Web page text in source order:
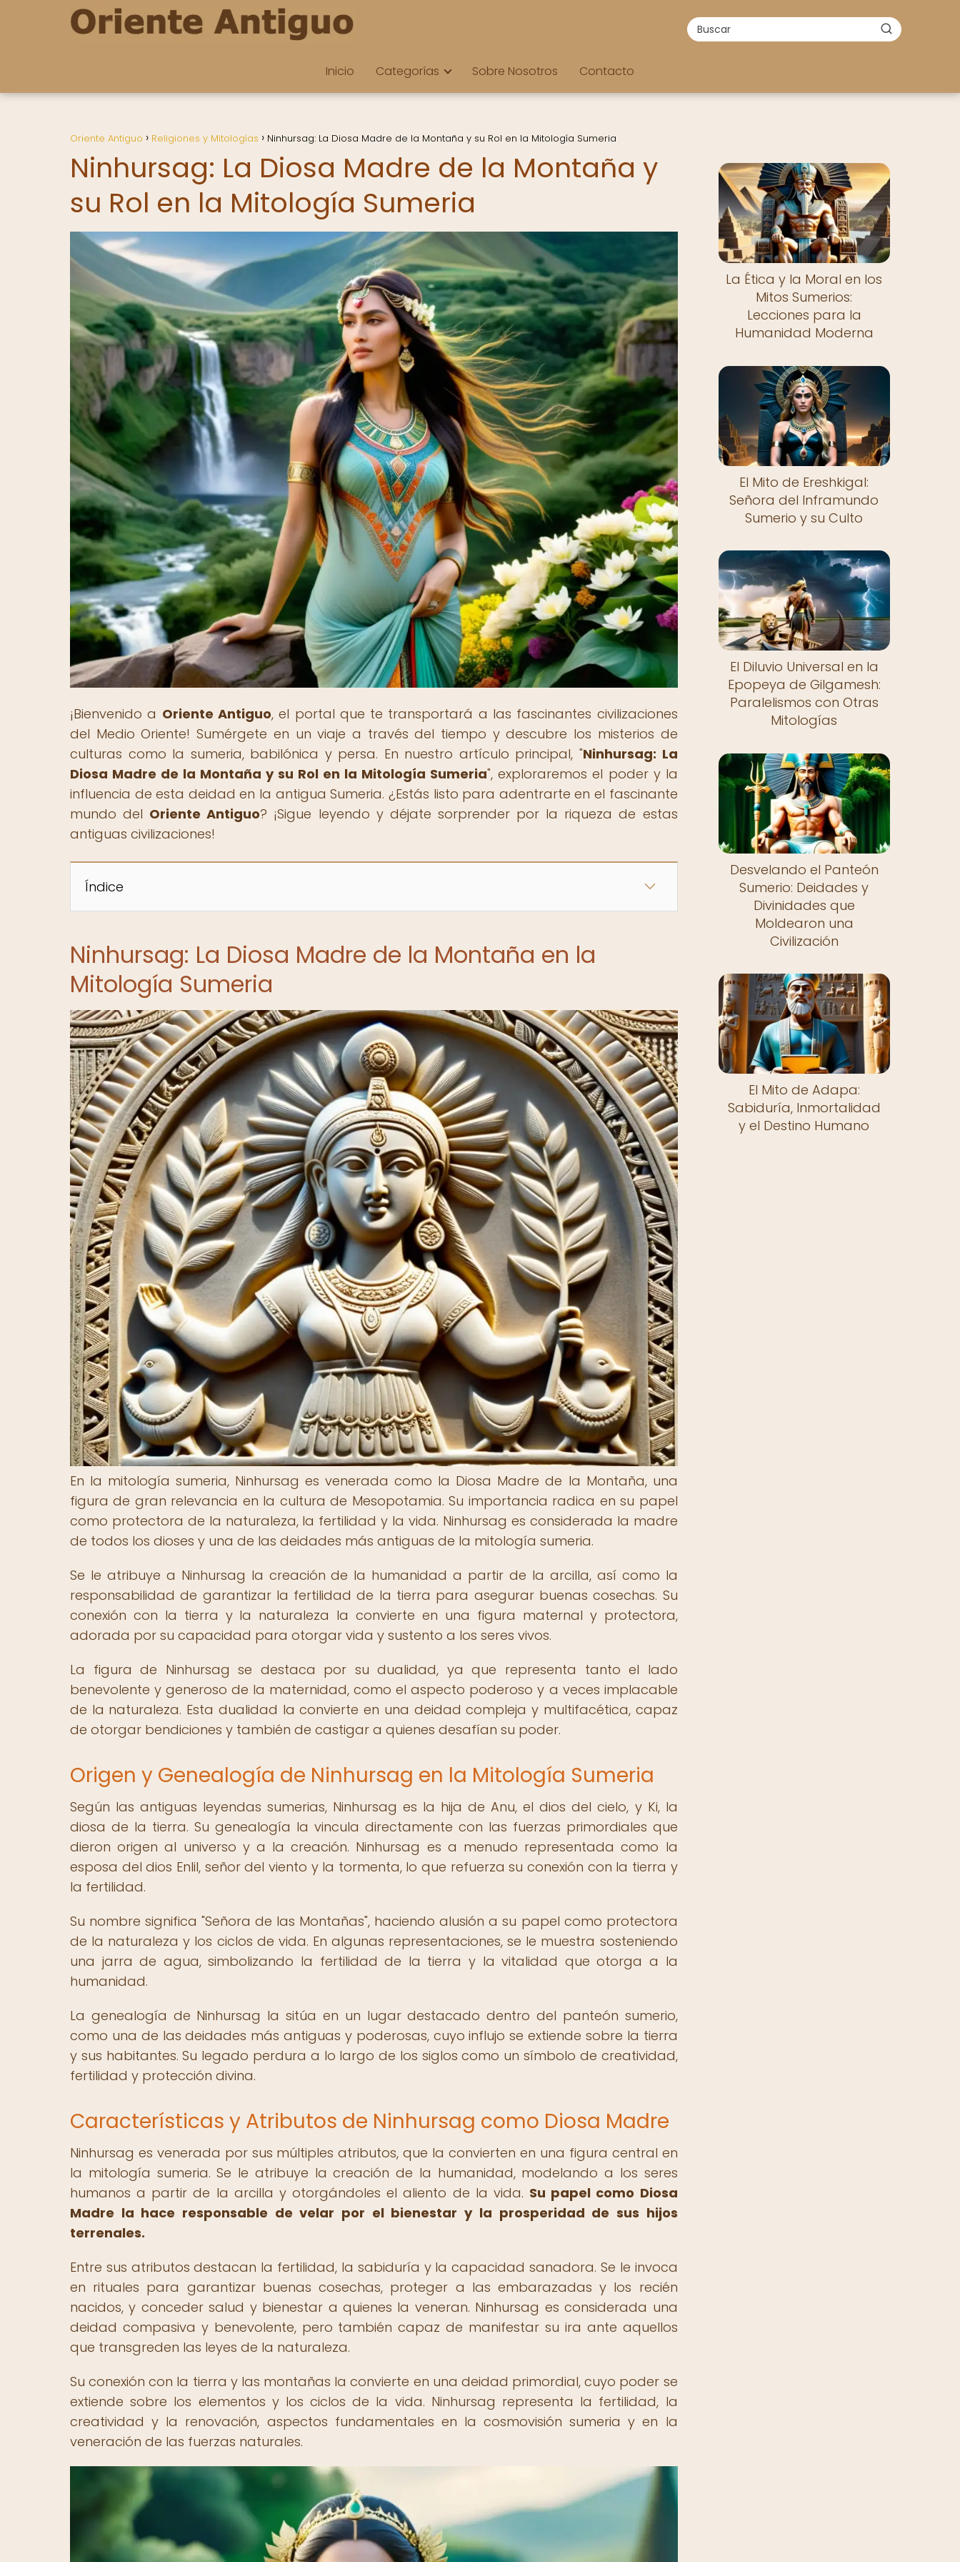
Inicio Categorías Sobre Nosotros Contacto
Oriente Antiguo Religiones y Mitologías Ninhursag: La Diosa Madre de la Montaña y su Rol en la Mitología Sumeria
Ninhursag: La Diosa Madre de la Montaña y
su Rol en la Mitología Sumeria
¡Bienvenido a Oriente Antiguo, el portal que te transportará a las fascinantes civilizaciones
del Medio Oriente! Sumérgete en un viaje a través del tiempo y descubre los misterios de
culturas como la sumeria, babilónica y persa. En nuestro artículo principal, "Ninhursag: La
Diosa Madre de la Montaña y su Rol en la Mitología Sumeria", exploraremos el poder y la
influencia de esta deidad en la antigua Sumeria. ¿Estás listo para adentrarte en el fascinante
mundo del Oriente Antiguo? ¡Sigue leyendo y déjate sorprender por la riqueza de estas
antiguas civilizaciones!
Índice
Ninhursag: La Diosa Madre de la Montaña en la
Mitología Sumeria
En la mitología sumeria, Ninhursag es venerada como la Diosa Madre de la Montaña, una
figura de gran relevancia en la cultura de Mesopotamia. Su importancia radica en su papel
como protectora de la naturaleza, la fertilidad y la vida. Ninhursag es considerada la madre
de todos los dioses y una de las deidades más antiguas de la mitología sumeria.
Se le atribuye a Ninhursag la creación de la humanidad a partir de la arcilla, así como la
responsabilidad de garantizar la fertilidad de la tierra para asegurar buenas cosechas. Su
conexión con la tierra y la naturaleza la convierte en una figura maternal y protectora,
adorada por su capacidad para otorgar vida y sustento a los seres vivos.
La figura de Ninhursag se destaca por su dualidad, ya que representa tanto el lado
benevolente y generoso de la maternidad, como el aspecto poderoso y a veces implacable
de la naturaleza. Esta dualidad la convierte en una deidad compleja y multifacética, capaz
de otorgar bendiciones y también de castigar a quienes desafían su poder.
Origen y Genealogía de Ninhursag en la Mitología Sumeria
Según las antiguas leyendas sumerias, Ninhursag es la hija de Anu, el dios del cielo, y Ki, la
diosa de la tierra. Su genealogía la vincula directamente con las fuerzas primordiales que
dieron origen al universo y a la creación. Ninhursag es a menudo representada como la
esposa del dios Enlil, señor del viento y la tormenta, lo que refuerza su conexión con la tierra y
la fertilidad.
Su nombre significa "Señora de las Montañas", haciendo alusión a su papel como protectora
de la naturaleza y los ciclos de vida. En algunas representaciones, se le muestra sosteniendo
una jarra de agua, simbolizando la fertilidad de la tierra y la vitalidad que otorga a la
humanidad.
La genealogía de Ninhursag la sitúa en un lugar destacado dentro del panteón sumerio,
como una de las deidades más antiguas y poderosas, cuyo influjo se extiende sobre la tierra
y sus habitantes. Su legado perdura a lo largo de los siglos como un símbolo de creatividad,
fertilidad y protección divina.
Características y Atributos de Ninhursag como Diosa Madre
Ninhursag es venerada por sus múltiples atributos, que la convierten en una figura central en
la mitología sumeria. Se le atribuye la creación de la humanidad, modelando a los seres
humanos a partir de la arcilla y otorgándoles el aliento de la vida. Su papel como Diosa
Madre la hace responsable de velar por el bienestar y la prosperidad de sus hijos
terrenales.
Entre sus atributos destacan la fertilidad, la sabiduría y la capacidad sanadora. Se le invoca
en rituales para garantizar buenas cosechas, proteger a las embarazadas y los recién
nacidos, y conceder salud y bienestar a quienes la veneran. Ninhursag es considerada una
deidad compasiva y benevolente, pero también capaz de manifestar su ira ante aquellos
que transgreden las leyes de la naturaleza.
Su conexión con la tierra y las montañas la convierte en una deidad primordial, cuyo poder se
extiende sobre los elementos y los ciclos de la vida. Ninhursag representa la fertilidad, la
creatividad y la renovación, aspectos fundamentales en la cosmovisión sumeria y en la
veneración de las fuerzas naturales.
La Ética y la Moral en los
Mitos Sumerios:
Lecciones para la
Humanidad Moderna
El Mito de Ereshkigal:
Señora del Inframundo
Sumerio y su Culto
El Diluvio Universal en la
Epopeya de Gilgamesh:
Paralelismos con Otras
Mitologías
Desvelando el Panteón
Sumerio: Deidades y
Divinidades que
Moldearon una
Civilización
El Mito de Adapa:
Sabiduría, Inmortalidad
y el Destino Humano